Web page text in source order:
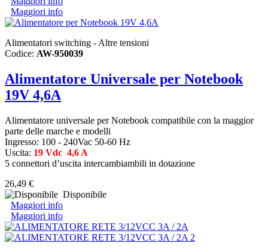
Maggiori info
Alimentatori switching - Altre tensioni
Codice: AW-950039
Alimentatore Universale per Notebook
19V 4,6A
Alimentatore universale per Notebook compatibile con la maggior
parte delle marche e modelli
Ingresso: 100 - 240Vac 50-60 Hz
Uscita: 19 Vdc 4,6 A
5 connettori d’uscita intercambiambili in dotazione
26,49 €
Disponibile
Maggiori info
Maggiori info